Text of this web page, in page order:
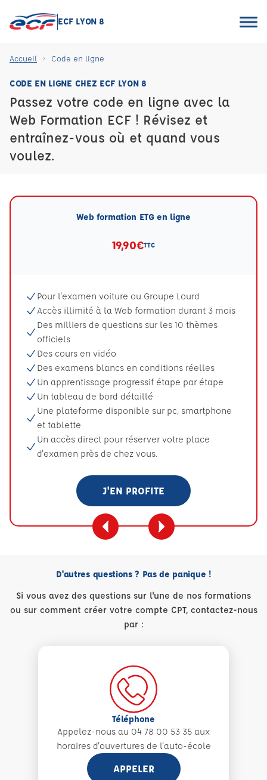
ECF LYON 8
Accueil Code en ligne
CODE EN LIGNE CHEZ ECF LYON 8
Passez votre code en ligne avec la
Web Formation ECF ! Révisez et
entraînez-vous où et quand vous
voulez.
Web formation ETG en ligne
19,90€TTC
Pour l'examen voiture ou Groupe Lourd
Accès illimité à la Web formation durant 3 mois
Des milliers de questions sur les 10 thèmes
officiels
Des cours en vidéo
Des examens blancs en conditions réelles
Un apprentissage progressif étape par étape
Un tableau de bord détaillé
Une plateforme disponible sur pc, smartphone
et tablette
Un accès direct pour réserver votre place
d'examen près de chez vous.
J'EN PROFITE
D'autres questions ? Pas de panique !
Si vous avez des questions sur l'une de nos formations
ou sur comment créer votre compte CPT, contactez-nous
par :
Téléphone
Appelez-nous au 04 78 00 53 35 aux
horaires d'ouvertures de l'auto-école
APPELER